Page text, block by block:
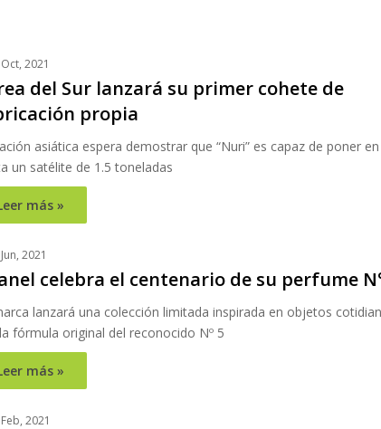
2021
del Sur lanzará su primer cohete de
propia
asiática espera demostrar que “Nuri” es capaz de poner en
un satélite de 1.5 toneladas
más »
2021
celebra el centenario de su perfume
lanzará una colección limitada inspirada en objetos
fórmula original del reconocido Nº 5
más »
2021